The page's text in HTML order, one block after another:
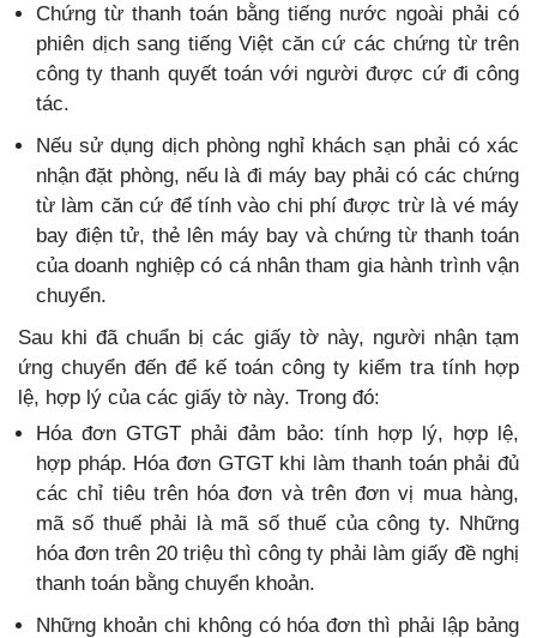
Chứng từ thanh toán bằng tiếng nước ngoài phải có
phiên dịch sang tiếng Việt căn cứ các chứng từ trên
công ty thanh quyết toán với người được cứ đi công
tác.
Nếu sử dụng dịch phòng nghỉ khách sạn phải có xác
nhận đặt phòng, nếu là đi máy bay phải có các chứng
từ làm căn cứ để tính vào chi phí được trừ là vé máy
bay điện tử, thẻ lên máy bay và chứng từ thanh toán
của doanh nghiệp có cá nhân tham gia hành trình vận
chuyển.
Sau khi đã chuẩn bị các giấy tờ này, người nhận tạm
ứng chuyển đến để kế toán công ty kiểm tra tính hợp
lệ, hợp lý của các giấy tờ này. Trong đó:
Hóa đơn GTGT phải đảm bảo: tính hợp lý, hợp lệ,
hợp pháp. Hóa đơn GTGT khi làm thanh toán phải đủ
các chỉ tiêu trên hóa đơn và trên đơn vị mua hàng,
mã số thuế phải là mã số thuế của công ty. Những
hóa đơn trên 20 triệu thì công ty phải làm giấy đề nghị
thanh toán bằng chuyển khoản.
Những khoản chi không có hóa đơn thì phải lập bảng